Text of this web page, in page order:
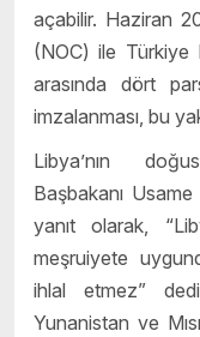
açabilir. Haziran
(NOC) ile Türkiye
arasında dört
imzalanması, bu
Libya’nın
Başbakanı Usame
yanıt olarak,
meşruiyete
ihlal etmez”
Yunanistan ve